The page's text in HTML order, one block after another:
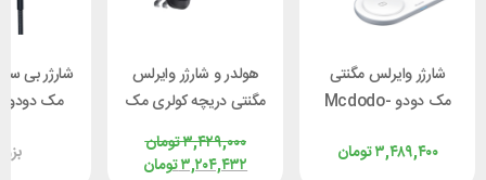
شارژر وایرلس مگنتی
مک دودو Mcdodo-
تومان۳,۴۸۹,۴۰۰
هولدر و شارژر وایرلس
مگنتی دریچه کولری مک
3000 توان 15 وات
تومان۳,۴۲۹,۰۰۰
تومان۳,۲۰۴,۴۳۲
شارژر بی